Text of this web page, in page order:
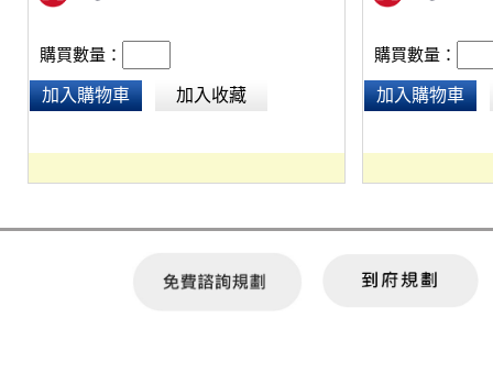
購買數量：
加入購物車 加入收藏
購買數量：
加入購物車